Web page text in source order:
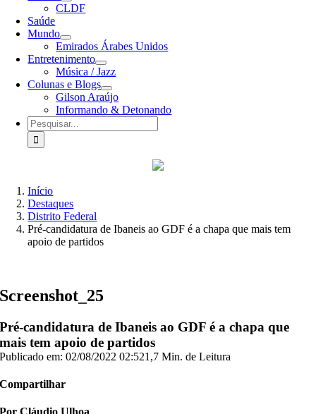
CLDF
Saúde
Mundo
Emirados Árabes Unidos
Entretenimento
Música / Jazz
Colunas e Blogs
Gilson Araújo
Informando & Detonando
Buscar
resultados
para:
Início
Destaques
Distrito Federal
Pré-candidatura de Ibaneis ao GDF é a chapa que mais tem
apoio de partidos
Screenshot_25
Pré-candidatura de Ibaneis ao GDF é a chapa que
mais tem apoio de partidos
Publicado em: 02/08/2022 02:521,7 Min. de Leitura
Compartilhar